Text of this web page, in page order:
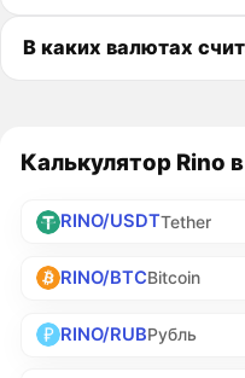
В каких валютах
Калькулятор Rino
RINO/USDTTether
RINO/BTCBitcoin
RINO/RUBРубль